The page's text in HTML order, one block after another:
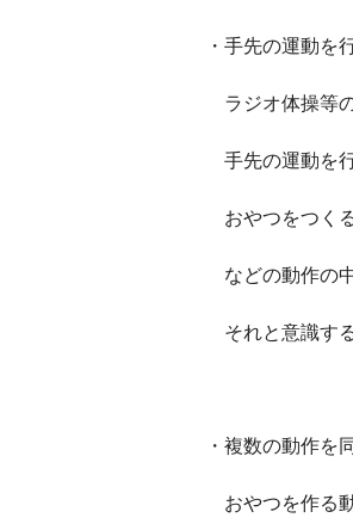
・手先の運動を
ラジオ体操等
手先の運動を
おやつをつく
などの動作の
それと意識す
・複数の動作を
おやつを作る